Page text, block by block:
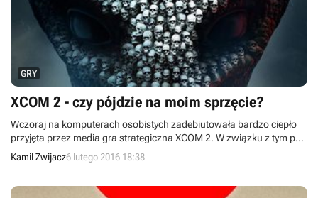
GRY
XCOM 2 - czy pójdzie na moim sprzęcie?
Wczoraj na komputerach osobistych zadebiutowała bardzo ciepło
przyjęta przez media gra strategiczna XCOM 2. W związku z tym po
raz kolejny prosimy Was o pomoc w tworzeniu bazy informacji o tym,
jak produkcja radzi sobie na rożnych konfiguracjach sprzętowych.
Kamil Zwijacz6 lutego 2016 18:38